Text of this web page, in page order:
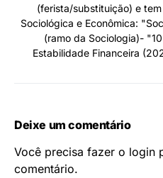
(ferista/substituição) e
Sociológica e Econômica:
(ramo da Sociologia)-
Estabilidade Financeira
Deixe um comentário
Você precisa fazer o login
comentário.